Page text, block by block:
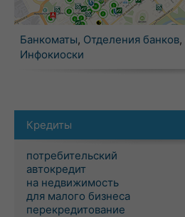
Банкоматы, Отделения банков,
Инфокиоски
Кредиты
потребительский
автокредит
на недвижимость
для малого бизнеса
перекредитование